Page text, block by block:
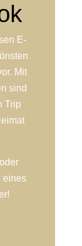
E-
Mit
sind
Trip
eines